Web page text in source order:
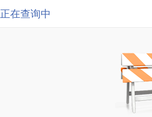
正在查询中